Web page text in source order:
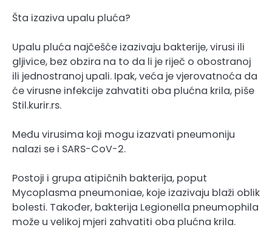
Šta izaziva upalu pluća?
Upalu pluća najčešće izazivaju bakterije, virusi ili
gljivice, bez obzira na to da li je riječ o obostranoj
ili jednostranoj upali. Ipak, veća je vjerovatnoća da
će virusne infekcije zahvatiti oba plućna krila, piše
Stil.kurir.rs.
Među virusima koji mogu izazvati pneumoniju
nalazi se i SARS-CoV-2.
Postoji i grupa atipičnih bakterija, poput
Mycoplasma pneumoniae, koje izazivaju blaži oblik
bolesti. Također, bakterija Legionella pneumophila
može u velikoj mjeri zahvatiti oba plućna krila.